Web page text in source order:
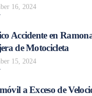
16, 2024
Accidente en
de Motocicleta
15, 2024
a Exceso de